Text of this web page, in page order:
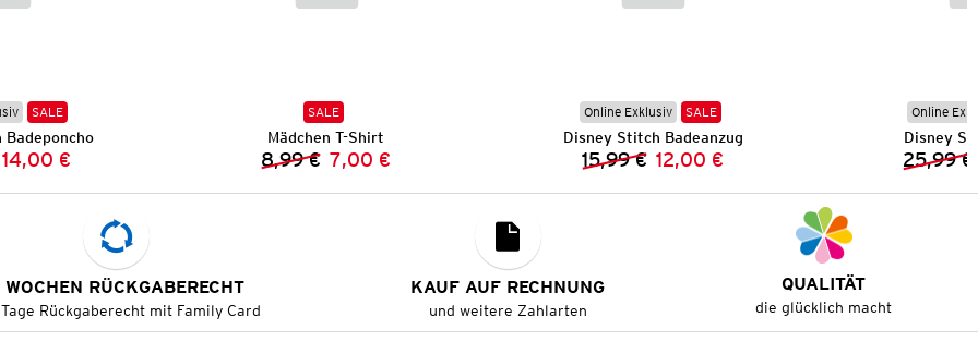
SALE
Preis:
Preis:
14,00 €
SALE
Mädchen T-Shirt
Vorheriger Preis:
8,99 € Neuer Preis:
7,00 €
Online Exklusiv SALE
Disney Stitch Badeanzug
Vorheriger Preis:
15,99 € Neuer Preis:
12,00 €
Online
Disney
25,99 €
RÜCKGABERECHT
Rückgaberecht mit Family Card
KAUF AUF RECHNUNG
und weitere Zahlarten
QUALITÄT
die glücklich macht